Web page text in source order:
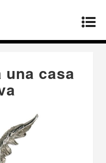
Regalo para una
una casa